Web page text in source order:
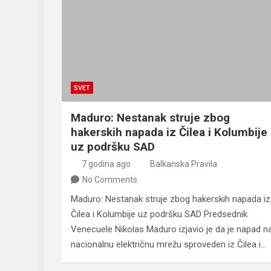
SVET
Maduro: Nestanak struje zbog
hakerskih napada iz Čilea i Kolumbije
uz podršku SAD
7 godina ago
Balkanska Pravila
No Comments
Maduro: Nestanak struje zbog hakerskih napada iz
Čilea i Kolumbije uz podršku SAD Predsednik
Venecuele Nikolas Maduro izjavio je da je napad
nacionalnu električnu mrežu sproveden iz Čilea i…